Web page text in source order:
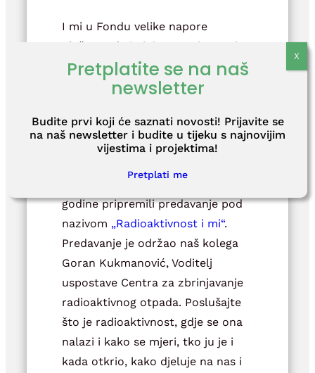
I mi u Fondu velike napore
ulažemo da istinite, provjerene i
točne informacije budu dostupne
javnosti. Koliko god je to težak
neprovjerenih i senzacionalističkih
informacija, izuzetno je važno
vjerodostojne. Zato smo ove
godine pripremili predavanje pod
nazivom „Radioaktivnost i mi“.
Predavanje je održao naš kolega
Goran Kukmanović, Voditelj
uspostave Centra za zbrinjavanje
radioaktivnog otpada. Poslušajte
što je radioaktivnost, gdje se ona
nalazi i kako se mjeri, tko ju je i
kada otkrio, kako djeluje na nas i
Pretplatite se na naš
newsletter
Budite prvi koji će saznati novosti! Prijavite se
na naš newsletter i budite u tijeku s najnovijim
vijestima i projektima!
Pretplati me